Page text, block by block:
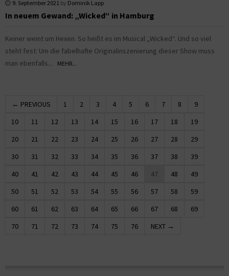
9. September 2021 by Dominik Lapp
In neuem Gewand: „Wicked“ in Hamburg
Keiner weint um Hexen. So heißt es im Musical „Wicked“. Und so viel
steht fest: Um die fabelhafte Originalinszenierung dieser Show muss
man ebenfalls...
MEHR...
← PREVIOUS 1 2 3 4 5 6 7 8
9
10
11 12 13 14 15 16 17 18
19
20
21 22 23 24 25 26 27 28
29
30
31 32 33 34 35 36 37 38
39
40
41 42 43 44 45 46 47 48
49
50
51 52 53 54 55 56 57 58
59
60
61 62 63 64 65 66 67 68
69
70
71 72 73 74 75 76 NEXT →